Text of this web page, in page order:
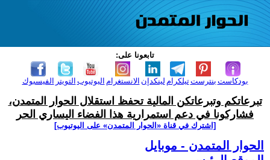
تابعونا على:
الفيسبوك التويتر اليوتيوب الانستغرام لينكدإن تيلكرامبنترست بودكاست
تبرعاتكم وتبرعاتكن المالية تحفظ استقلال الحوار المتمدن،
فشاركونا في دعم استمرارية هذا الفضاء اليساري الحر
[اشترك في قناة ‫«الحوار المتمدن» على اليوتيوب]
الحوار المتمدن - موبايل